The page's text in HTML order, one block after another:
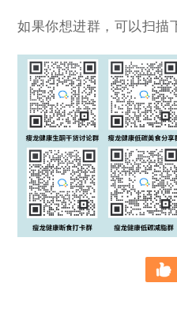
如果你想进群，可以扫描